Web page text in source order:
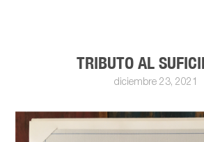
TRIBUTO AL
diciembre 23, 2021